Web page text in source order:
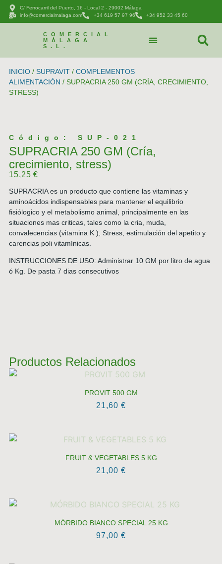
C/ Ferrocarril del Puerto, 16 - Local 2 - 29002 Málaga
info@comercialmalaga.com
+34 619 57 97 96 +34 952 33 45 60
COMERCIAL
MÁLAGA
S.L.
INICIO/ SUPRAVIT/ COMPLEMENTOS
ALIMENTACIÓN / SUPRACRIA 250 GM (CRÍA, CRECIMIENTO,
STRESS)
Código: SUP-021
SUPRACRIA 250 GM (Cría,
crecimiento, stress)
15,25€
SUPRACRIA es un producto que contiene las vitaminas y
aminoácidos indispensables para mantener el equilibrio
fisiólogico y el metabolismo animal, principalmente en las
situaciones mas criticas, tales como la cria, muda,
convalecencias (vitamina K ), Stress, estimulación del apetito y
carencias poli vitamínicas.
INSTRUCCIONES DE USO: Administrar 10 GM por litro de agua
ó Kg. De pasta 7 dias consecutivos
Productos Relacionados
PROVIT 500 GM
21,60 €
FRUIT & VEGETABLES 5 KG
21,00 €
MÓRBIDO BIANCO SPECIAL 25 KG
97,00 €